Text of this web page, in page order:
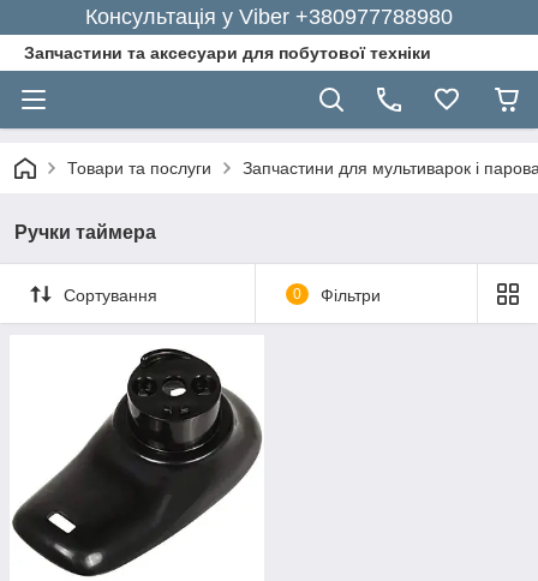
Консультація у Viber +380977788980
Запчастини та аксесуари для побутової техніки
Товари та послуги Запчастини для мультиварок і
Ручки таймера
Сортування 0 Фільтри